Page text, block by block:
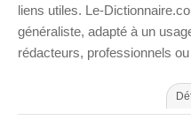
liens utiles. Le-
généraliste, adapté à un
rédacteurs, professionnels